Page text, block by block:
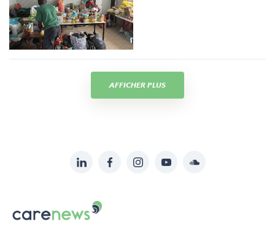
AFFICHER PLUS
sur:
LinkedInFacebookInstagramYouTubeSoundcloud
Carenews,
Le